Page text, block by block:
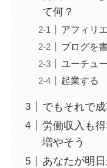
て何？
アフィリ
ブログを
ユーチュ
起業する
でもそれで
労働収入も
増やそう
あなたが明